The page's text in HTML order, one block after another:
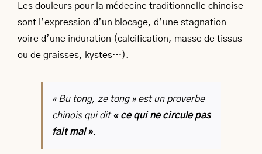
Les douleurs pour la médecine traditionnelle chinoise
sont l’expression d’un blocage, d’une stagnation
voire d’une induration (calcification, masse de tissus
ou de graisses, kystes…).
« Bu tong, ze tong » est un proverbe
chinois qui dit« ce qui ne circule pas
fait mal ».